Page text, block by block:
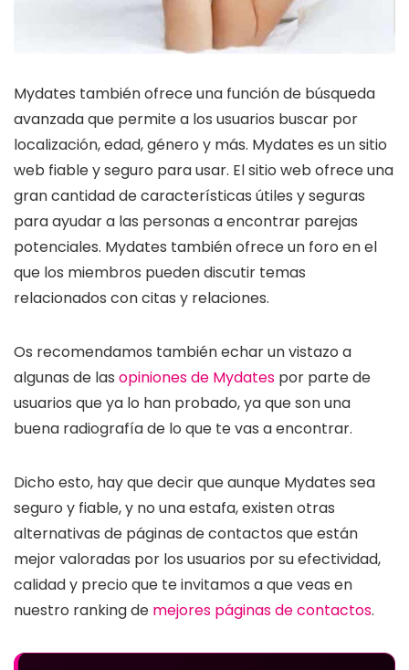
Mydates también ofrece una función de búsqueda
avanzada que permite a los usuarios buscar por
localización, edad, género y más. Mydates es un sitio
web fiable y seguro para usar. El sitio web ofrece una
gran cantidad de características útiles y seguras
para ayudar a las personas a encontrar parejas
potenciales. Mydates también ofrece un foro en el
que los miembros pueden discutir temas
relacionados con citas y relaciones.
Os recomendamos también echar un vistazo a
algunas de las opiniones de Mydates por parte de
usuarios que ya lo han probado, ya que son una
buena radiografía de lo que te vas a encontrar.
Dicho esto, hay que decir que aunque Mydates sea
seguro y fiable, y no una estafa, existen otras
alternativas de páginas de contactos que están
mejor valoradas por los usuarios por su efectividad,
calidad y precio que te invitamos a que veas en
nuestro ranking de mejores páginas de contactos.